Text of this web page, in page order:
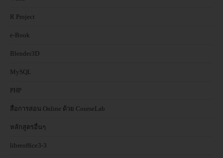
R Project
e-Book
Blender3D
MySQL
PHP
สื่อการสอน Online ด้วย CourseLab
หลักสูตรอื่นๆ
libreoffice3-3